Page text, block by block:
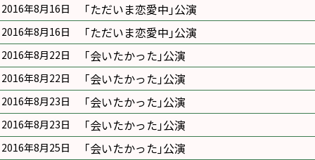
2016年8月16日 ｢ただいま恋愛中｣公演
2016年8月16日 ｢ただいま恋愛中｣公演
2016年8月22日 ｢会いたかった｣公演
2016年8月22日 ｢会いたかった｣公演
2016年8月23日 ｢会いたかった｣公演
2016年8月23日 ｢会いたかった｣公演
2016年8月25日 ｢会いたかった｣公演